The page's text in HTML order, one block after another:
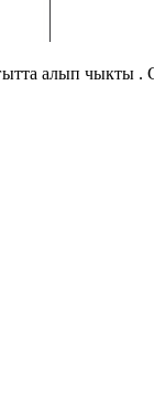
алып чыкты .